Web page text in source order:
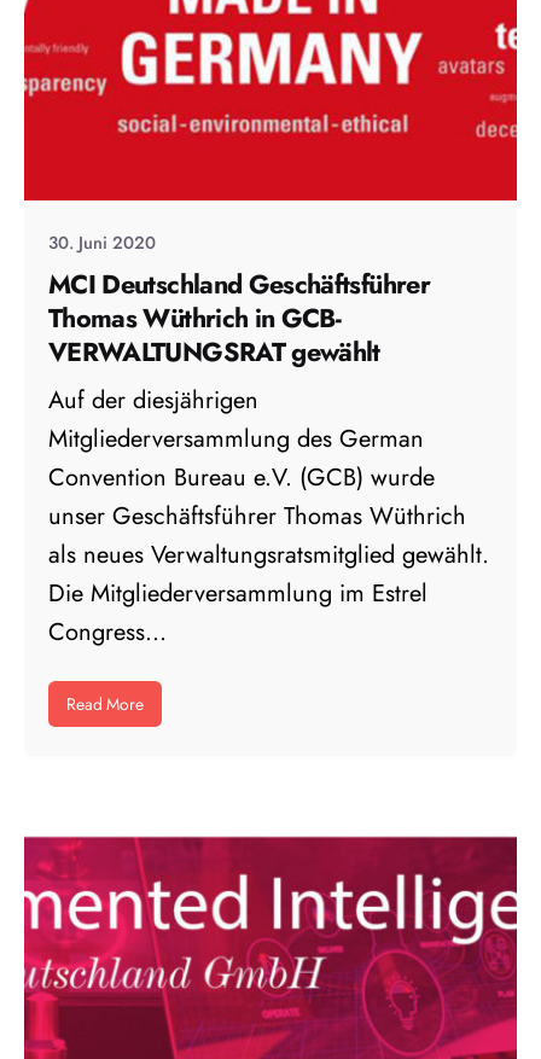
30. Juni 2020
MCI Deutschland Geschäftsführer
Thomas Wüthrich in GCB-
VERWALTUNGSRAT gewählt
Auf der diesjährigen
Mitgliederversammlung des German
Convention Bureau e.V. (GCB) wurde
unser Geschäftsführer Thomas Wüthrich
als neues Verwaltungsratsmitglied gewählt.
Die Mitgliederversammlung im Estrel
Congress...
Read More